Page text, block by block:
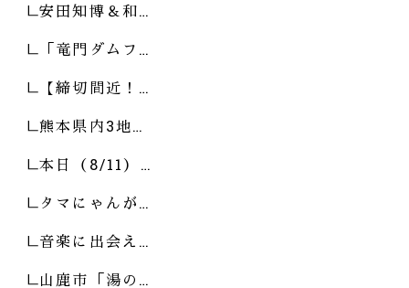
安田知博＆和…
「竜門ダムフ…
【締切間近！…
熊本県内3地…
本日（8/11）…
タマにゃんが…
音楽に出会え…
山鹿市「湯の…